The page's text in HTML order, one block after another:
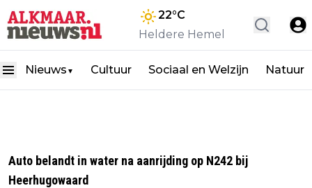
22°C
Heldere Hemel
Nieuws ▼ Cultuur Sociaal en Welzijn Natuur
Auto belandt in water na aanrijding op N242 bij
Heerhugowaard